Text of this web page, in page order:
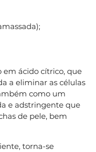
em ácido cítrico, que
a eliminar as células
como um
e adstringente que
de pele, bem
torna-se